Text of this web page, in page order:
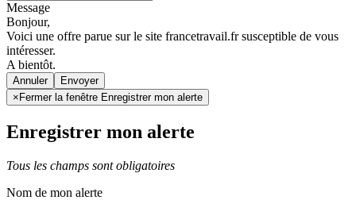
Message
Bonjour,
Voici une offre parue sur le site francetravail.fr susceptible de vous
intéresser.
A bientôt.
Annuler
× Fermer la fenêtre Enregistrer mon alerte
Enregistrer mon alerte
Tous les champs sont obligatoires
Nom de mon alerte